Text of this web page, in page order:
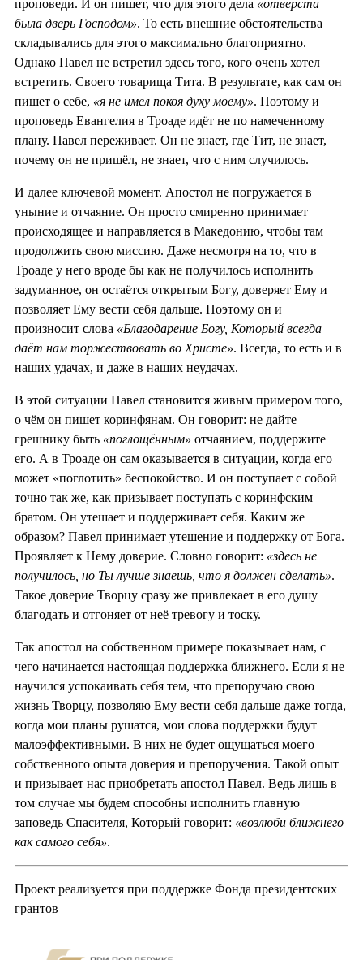
проповеди. И он пишет, что для этого дела «отверста
была дверь Господом». То есть внешние обстоятельства
складывались для этого максимально благоприятно.
Однако Павел не встретил здесь того, кого очень хотел
встретить. Своего товарища Тита. В результате, как сам он
пишет о себе, «я не имел покоя духу моему». Поэтому и
проповедь Евангелия в Троаде идёт не по намеченному
плану. Павел переживает. Он не знает, где Тит, не знает,
почему он не пришёл, не знает, что с ним случилось.
И далее ключевой момент. Апостол не погружается в
уныние и отчаяние. Он просто смиренно принимает
происходящее и направляется в Македонию, чтобы там
продолжить свою миссию. Даже несмотря на то, что в
Троаде у него вроде бы как не получилось исполнить
задуманное, он остаётся открытым Богу, доверяет Ему и
позволяет Ему вести себя дальше. Поэтому он и
произносит слова «Благодарение Богу, Который всегда
даёт нам торжествовать во Христе». Всегда, то есть и в
наших удачах, и даже в наших неудачах.
В этой ситуации Павел становится живым примером того,
о чём он пишет коринфянам. Он говорит: не дайте
грешнику быть «поглощённым» отчаянием, поддержите
его. А в Троаде он сам оказывается в ситуации, когда его
может «поглотить» беспокойство. И он поступает с собой
точно так же, как призывает поступать с коринфским
братом. Он утешает и поддерживает себя. Каким же
образом? Павел принимает утешение и поддержку от Бога.
Проявляет к Нему доверие. Словно говорит: «здесь не
получилось, но Ты лучше знаешь, что я должен сделать».
Такое доверие Творцу сразу же привлекает в его душу
благодать и отгоняет от неё тревогу и тоску.
Так апостол на собственном примере показывает нам, с
чего начинается настоящая поддержка ближнего. Если я не
научился успокаивать себя тем, что препоручаю свою
жизнь Творцу, позволяю Ему вести себя дальше даже тогда,
когда мои планы рушатся, мои слова поддержки будут
малоэффективными. В них не будет ощущаться моего
собственного опыта доверия и препоручения. Такой опыт
и призывает нас приобретать апостол Павел. Ведь лишь в
том случае мы будем способны исполнить главную
заповедь Спасителя, Который говорит: «возлюби ближнего
как самого себя».
Проект реализуется при поддержке Фонда президентских
грантов